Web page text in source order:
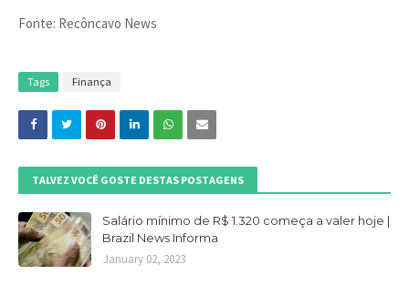
Fonte: Recôncavo News
Tags Finança
TALVEZ VOCÊ GOSTE DESTAS POSTAGENS
Salário mínimo de R$ 1.320 começa a valer hoje |
Brazil News Informa
January 02, 2023